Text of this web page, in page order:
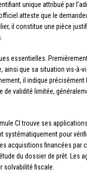
unique attribué par
atteste que le
il constitue une pièce
essentielles.
que sa situation vis-à-
il indique
de validité limitée,
CI trouve ses
systématiquement pour
acquisitions financées par
du dossier de prêt. Les
solvabilité fiscale.